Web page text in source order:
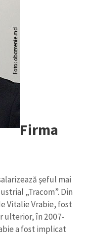
Firma
şeful mai
„Tracom”. Din
Vitalie Vrabie, fost
ulterior, în 2007-
a fost implicat